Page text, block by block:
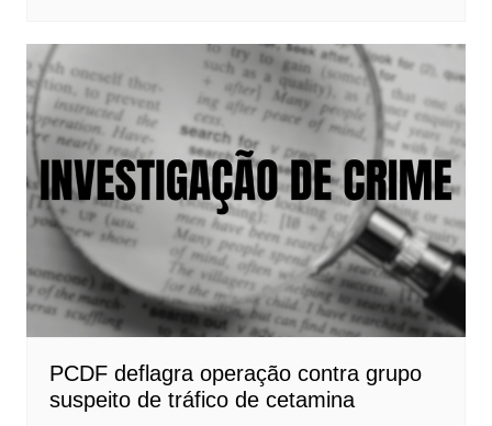
PCDF deflagra operação contra grupo
suspeito de tráfico de cetamina